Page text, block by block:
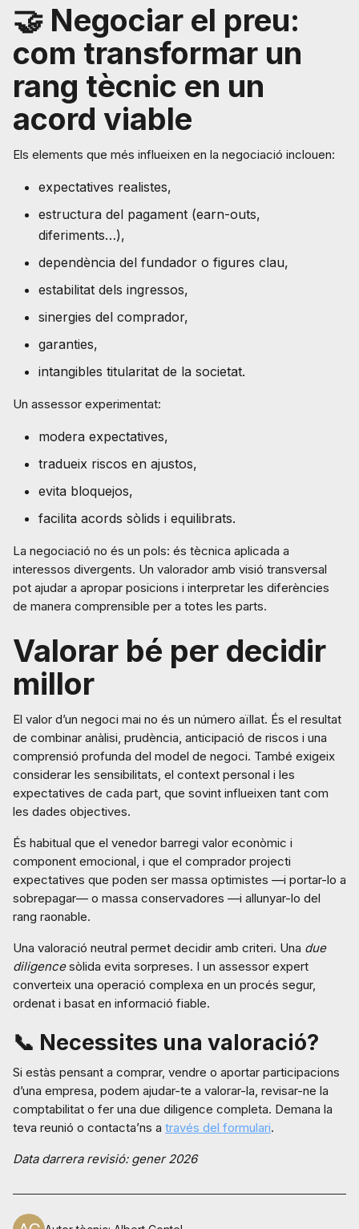
🤝 Negociar el preu:
com transformar un
rang tècnic en un
acord viable
Els elements que més influeixen en la negociació inclouen:
expectatives realistes,
estructura del pagament (earn-outs,
diferiments…),
dependència del fundador o figures clau,
estabilitat dels ingressos,
sinergies del comprador,
garanties,
intangibles titularitat de la societat.
Un assessor experimentat:
modera expectatives,
tradueix riscos en ajustos,
evita bloquejos,
facilita acords sòlids i equilibrats.
La negociació no és un pols: és tècnica aplicada a
interessos divergents. Un valorador amb visió transversal
pot ajudar a apropar posicions i interpretar les diferències
de manera comprensible per a totes les parts.
Valorar bé per decidir
millor
El valor d’un negoci mai no és un número aïllat. És el resultat
de combinar anàlisi, prudència, anticipació de riscos i una
comprensió profunda del model de negoci. També exigeix
considerar les sensibilitats, el context personal i les
expectatives de cada part, que sovint influeixen tant com
les dades objectives.
És habitual que el venedor barregi valor econòmic i
component emocional, i que el comprador projecti
expectatives que poden ser massa optimistes —i portar-lo a
sobrepagar— o massa conservadores —i allunyar-lo del
rang raonable.
Una valoració neutral permet decidir amb criteri. Una due
diligencesòlida evita sorpreses. I un assessor expert
converteix una operació complexa en un procés segur,
ordenat i basat en informació fiable.
📞 Necessites una valoració?
Si estàs pensant a comprar, vendre o aportar participacions
d’una empresa, podem ajudar-te a valorar-la, revisar-ne la
comptabilitat o fer una due diligence completa. Demana la
teva reunió o contacta’ns a través del formulari.
Data darrera revisió: gener 2026